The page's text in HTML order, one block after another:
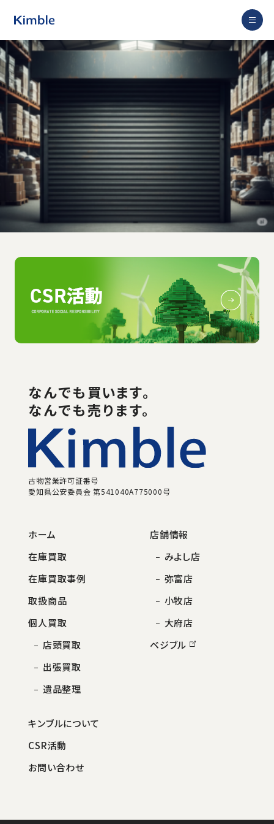
なんでも 買います。
なんでも売ります。
古物営業許可証番号
愛知県公安委員会 第541040A775000号
ホーム
在庫買取
在庫買取事例
取扱商品
個人買取
店頭買取
出張買取
遺品整理
店舗情報
みよし店
弥富店
小牧店
大府店
ベジブル
キンブルについて
CSR活動
お問い合わせ